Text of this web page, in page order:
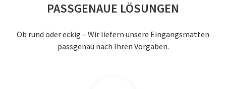
PASSGENAUE LÖSUNGEN
Ob rund oder eckig – Wir liefern unsere Eingangsmatten
passgenau nach Ihren Vorgaben.